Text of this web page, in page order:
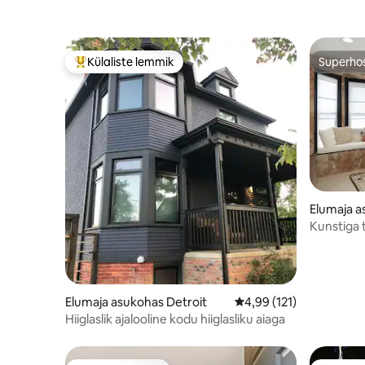
Külaliste suur lemmik
Külaliste lemmik
Elumaja asukohas Detroit Keskmine hinnang
4,99 (121)
Hiiglaslik ajalooline kodu hiiglasliku aiaga
Elumaja
Kunstiga